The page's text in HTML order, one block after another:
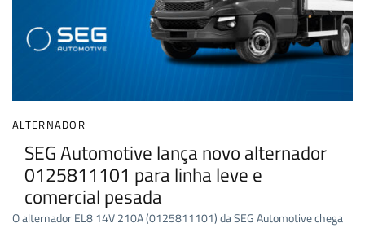
ALTERNADOR
SEG Automotive lança novo alternador
0125811101 para linha leve e
comercial pesada
O alternador EL8 14V 210A (0125811101) da SEG Automotive chega